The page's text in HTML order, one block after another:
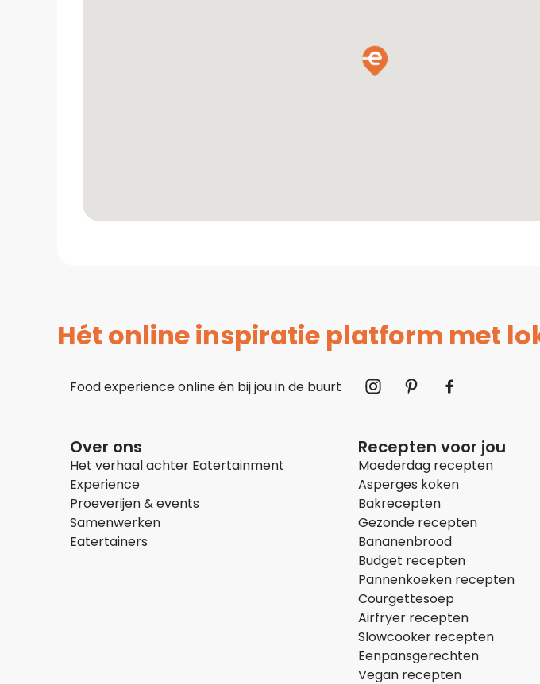
Hét online inspiratie platform met
Food experience online én bij jou in de buurt
Over ons
Het verhaal achter Eatertainment
Experience
Proeverijen & events
Samenwerken
Eatertainers
Recepten voor jou
Moederdag recepten
Asperges koken
Bakrecepten
Gezonde recepten
Bananenbrood
Budget recepten
Pannenkoeken recepten
Courgettesoep
Airfryer recepten
Slowcooker recepten
Eenpansgerechten
Vegan recepten